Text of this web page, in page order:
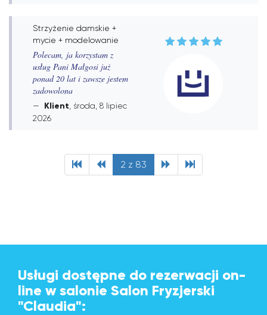
Strzyżenie damskie +
mycie + modelowanie
Polecam, ja korzystam z
usług Pani Małgosi już
ponad 20 lat i zawsze jestem
zadowolona
Klient , środa, 8 lipiec
2026
2 z 83
Usługi dostępne do rezerwacji on-
line w salonie Salon Fryzjerski
"Claudia":